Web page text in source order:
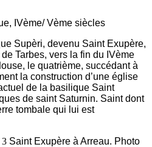
IVème/ Vème siècles
Supèri, devenu Saint Exupère,
Tarbes, vers la fin du IVème
le quatrième, succédant à
la construction d’une église
de la basilique Saint
de saint Saturnin. Saint dont
tombale qui lui est
Saint Exupère à Arreau. Photo